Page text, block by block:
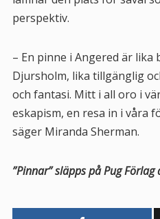
perspektiv.
– En pinne i Angered är lika
Djursholm, lika tillgänglig
och fantasi. Mitt i all oro i
eskapism, en resa in i våra
säger Miranda Sherman.
”Pinnar” släpps på Pug